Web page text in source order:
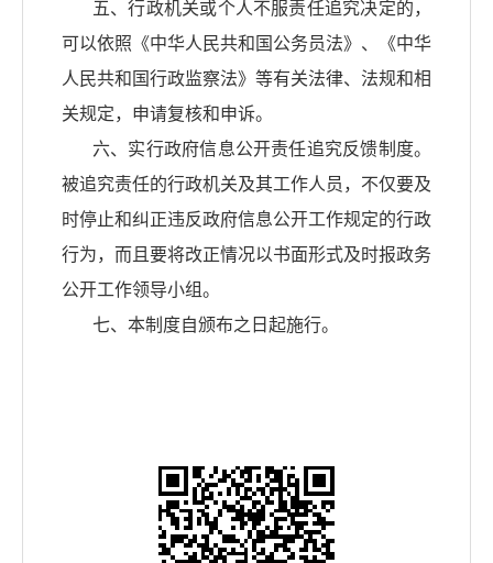
五、行政机关或个人不服责任追究决定的，
可以依照《中华人民共和国公务员法》、《中华
人民共和国行政监察法》等有关法律、法规和相
关规定，申请复核和申诉。
六、实行政府信息公开责任追究反馈制度。
被追究责任的行政机关及其工作人员，不仅要及
时停止和纠正违反政府信息公开工作规定的行政
行为，而且要将改正情况以书面形式及时报政务
公开工作领导小组。
七、本制度自颁布之日起施行。